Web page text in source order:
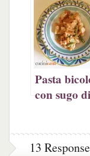
una
nuova
finestra)
Pasta
con sugo di
13